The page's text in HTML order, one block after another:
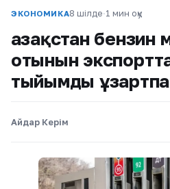
ЭКОНОМИКА8 шілде·1 мин оқу
Қазақстан бензин
отынын
тыйымды
Айдар Керім